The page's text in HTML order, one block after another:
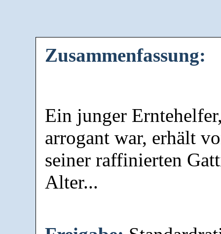
Zusammenfassung:
Ein junger
arrogant war, erhält
seiner raffinierten
Alter...